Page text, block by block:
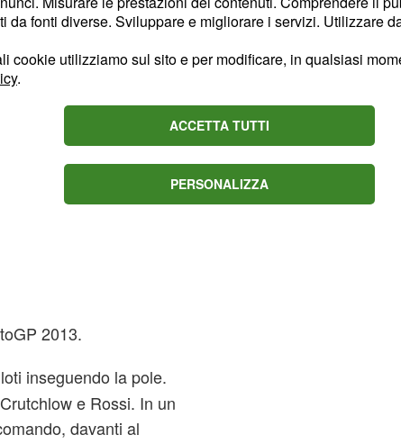
2013.
inseguendo la pole.
e Rossi. In un
davanti al
da fonti diverse. Sviluppare e migliorare i servizi. Utilizzare
cookie utilizziamo sul sito e per modificare, in qualsiasi
.
ACCETTA TUTTI
PERSONALIZZA